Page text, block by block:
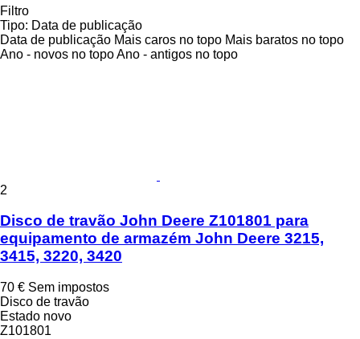
Filtro
Tipo: Data de publicação
Data de publicação Mais caros no topo Mais baratos no topo
Ano - novos no topoAno - antigos no topo
2
Disco de travão John Deere Z101801 para
equipamento de armazém John Deere 3215,
3415, 3220, 3420
70 € Sem impostos
Disco de travão
Estado novo
Z101801